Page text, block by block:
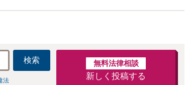
検索
法
無料法律相談
新しく投稿する